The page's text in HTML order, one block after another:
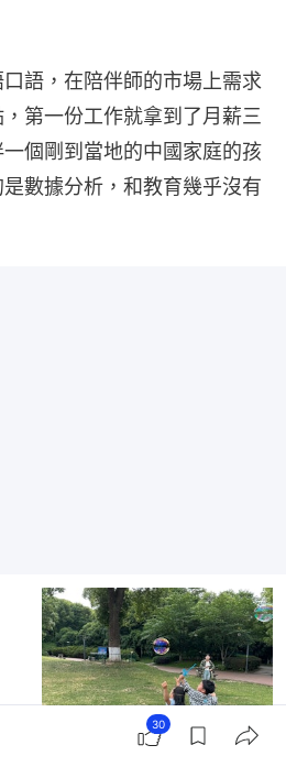
語，在陪伴師的市場上需求
第一份工作就拿到了月薪三
個剛到當地的中國家庭的孩
數據分析，和教育幾乎沒有
30